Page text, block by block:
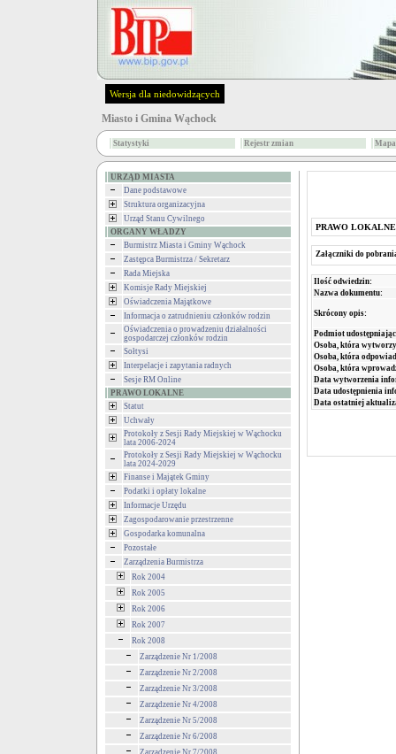
Wersja dla niedowidzących
Miasto i Gmina Wąchock
Statystyki Rejestr zmian
URZĄD MIASTA
Dane podstawowe
Struktura organizacyjna
Urząd Stanu Cywilnego
ORGANY WŁADZY
Burmistrz Miasta i Gminy Wąchock
Zastępca Burmistrza / Sekretarz
Rada Miejska
Komisje Rady Miejskiej
Oświadczenia Majątkowe
Informacja o zatrudnieniu członków rodzin
Oświadczenia o prowadzeniu działalności
gospodarczej członków rodzin
Sołtysi
Interpelacje i zapytania radnych
Sesje RM Online
PRAWO LOKALNE
Statut
Uchwały
Protokoły z Sesji Rady Miejskiej w Wąchocku
lata 2006-2024
Protokoły z Sesji Rady Miejskiej w Wąchocku
lata 2024-2029
Finanse i Majątek Gminy
Podatki i opłaty lokalne
Informacje Urzędu
Zagospodarowanie przestrzenne
Gospodarka komunalna
Pozostałe
Zarządzenia Burmistrza
Rok 2004
Rok 2005
Rok 2006
Rok 2007
Rok 2008
Zarządzenie Nr 1/2008
Zarządzenie Nr 2/2008
Zarządzenie Nr 3/2008
Zarządzenie Nr 4/2008
Zarządzenie Nr 5/2008
Zarządzenie Nr 6/2008
Zarządzenie Nr 7/2008
PRAWO LOKALNE
Załączniki do
Ilość odwiedzin:
Nazwa dokumentu:
Skrócony opis:
Podmiot
Osoba, która
Osoba, która
Osoba, która
Data wytworzenia
Data udostępnienia
Data ostatniej